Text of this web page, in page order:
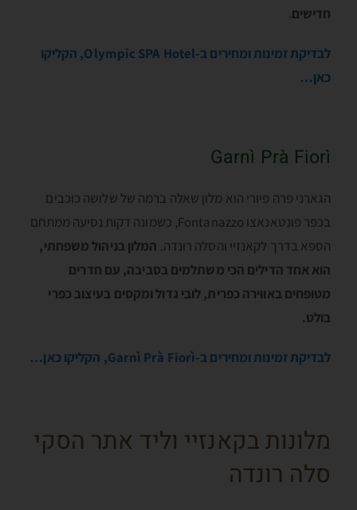
חדישים.
לבדיקת זמינות ומחירים ב-Olympic SPA Hotel, הקליקו
כאן…
Garnì Prà Fiorì
הגארני פרה פיורי הוא מלון שאלה ברמה של שלושה כוכבים
בכפר פונטאנאצו Fontanazzo, כשמונה דקות נסיעה ממתחם
הספא בדרך לקאנזיי והסלה רונדה. המלון בניהול משפחתי,
הוא אחד הדילים הכי משתלמים בסביבה, עם חדרים
מטופחים באווירה כפרית, לובי גדול ומקסים בעיצוב כפרי
בולט.
לבדיקת זמינות ומחירים ב-Garnì Prà Fiorì, הקליקו כאן…
מלונות בקאנזיי וליד אתר הסקי
סלה רונדה